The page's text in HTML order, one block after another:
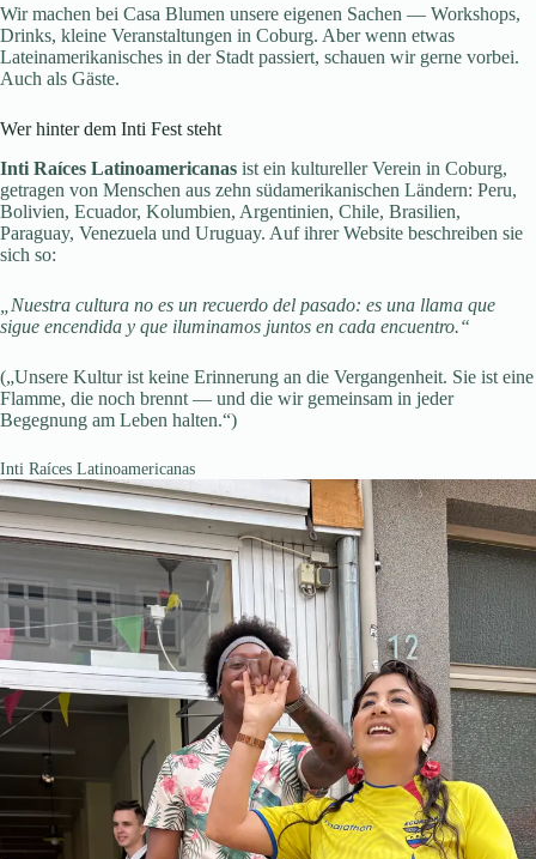
Wir machen bei Casa Blumen unsere eigenen Sachen — Workshops,
Drinks, kleine Veranstaltungen in Coburg. Aber wenn etwas
Lateinamerikanisches in der Stadt passiert, schauen wir gerne vorbei.
Auch als Gäste.
Wer hinter dem Inti Fest steht
Inti Raíces Latinoamericanas ist ein kultureller Verein in Coburg,
getragen von Menschen aus zehn südamerikanischen Ländern: Peru,
Bolivien, Ecuador, Kolumbien, Argentinien, Chile, Brasilien,
Paraguay, Venezuela und Uruguay. Auf ihrer Website beschreiben sie
sich so:
„Nuestra cultura no es un recuerdo del pasado: es una llama que
sigue encendida y que iluminamos juntos en cada encuentro.“
(„Unsere Kultur ist keine Erinnerung an die Vergangenheit. Sie ist eine
Flamme, die noch brennt — und die wir gemeinsam in jeder
Begegnung am Leben halten.“)
Inti Raíces Latinoamericanas